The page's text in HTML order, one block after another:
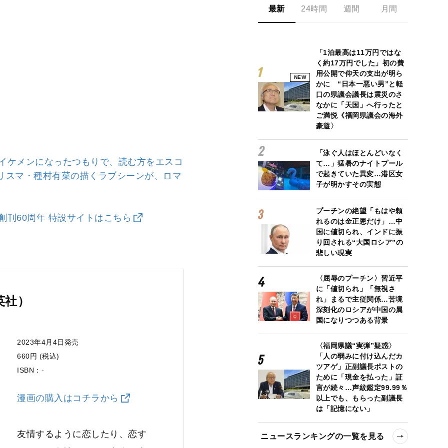
メンになったつもりで、読む方をエスコ
マ・種村有菜の描くラブシーンが、ロマ
刊60周年 特設サイトはこちら
）
2023年4月4日発売
660円 (税込)
ISBN：-
漫画の購入はコチラから
友情するように恋したり、恋す
最新 24時間 週間 月間
NEW
「1泊最高は11万円ではな
く約17万円でした」初の費
用公開で仰天の支出が明ら
かに “日本一悪い男”と軽
口の県議会議長は震災のさ
なかに「天国」へ行ったと
ご満悦《福岡県議会の海外
豪遊〉
「泳ぐ人はほとんどいなく
て…」猛暑のナイトプール
で起きていた異変…港区女
子が明かすその実態
プーチンの絶望「もはや頼
れるのは金正恩だけ」…中
国に値切られ、インドに振
り回される“大国ロシア”の
悲しい現実
〈屈辱のプーチン〉習近平
に「値切られ」「無視さ
れ」まるで主従関係…苦境
深刻化のロシアが中国の属
国になりつつある背景
〈福岡県議“実弾”疑惑〉
「人の弱みに付け込んだカ
ツアゲ」正副議長ポストの
ために「現金を払った」証
言が続々…声紋鑑定99.99％
以上でも、もらった副議長
は「記憶にない」
ニュースランキングの一覧を見る